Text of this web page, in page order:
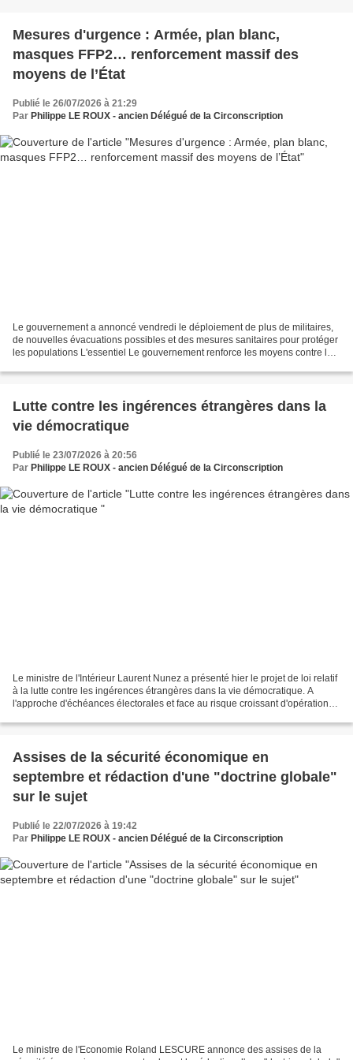
Mesures d'urgence : Armée, plan blanc,
masques FFP2… renforcement massif des
moyens de l’État
Publié le 26/07/2026 à 21:29
Par Philippe LE ROUX - ancien Délégué de la Circonscription
Le gouvernement a annoncé vendredi le déploiement de plus de militaires,
de nouvelles évacuations possibles et des mesures sanitaires pour protéger
les populations L'essentiel Le gouvernement renforce les moyens contre les
Lutte contre les ingérences étrangères dans la
vie démocratique
Publié le 23/07/2026 à 20:56
Par Philippe LE ROUX - ancien Délégué de la Circonscription
Le ministre de l'Intérieur Laurent Nunez a présenté hier le projet de loi relatif
à la lutte contre les ingérences étrangères dans la vie démocratique. A
l'approche d'échéances électorales et face au risque croissant d'opérations
Assises de la sécurité économique en
septembre et rédaction d'une "doctrine globale"
sur le sujet
Publié le 22/07/2026 à 19:42
Par Philippe LE ROUX - ancien Délégué de la Circonscription
Le ministre de l'Economie Roland LESCURE annonce des assises de la